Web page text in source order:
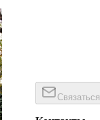
Связаться